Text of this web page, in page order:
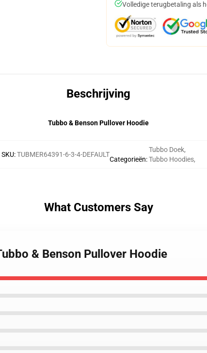
Volledige terugbetaling als
Beschrijving
Tubbo & Benson Pullover Hoodie
SKU:TUBMER64391-6-3-4-DEFAULT
Categorieën:
Tubbo Doek,
Tubbo Hoodies,
What Customers Say
& Benson Pullover Hoodie